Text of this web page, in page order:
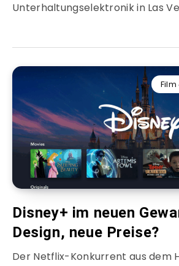
Unterhaltungselektronik in Las
Film
Disney+ im neuen
Design, neue Preise?
Der Netflix-Konkurrent aus dem